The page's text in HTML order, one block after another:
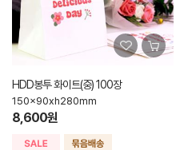
HDD봉투 화이트(중) 100장
150x90xh280mm
8,600원